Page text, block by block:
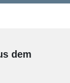
dem